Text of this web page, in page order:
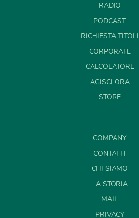
RADIO
PODCAST
RICHIESTA TITOLI
CORPORATE
CALCOLATORE
AGISCI ORA
STORE
COMPANY
CONTATTI
CHI SIAMO
LA STORIA
MAIL
PRIVACY